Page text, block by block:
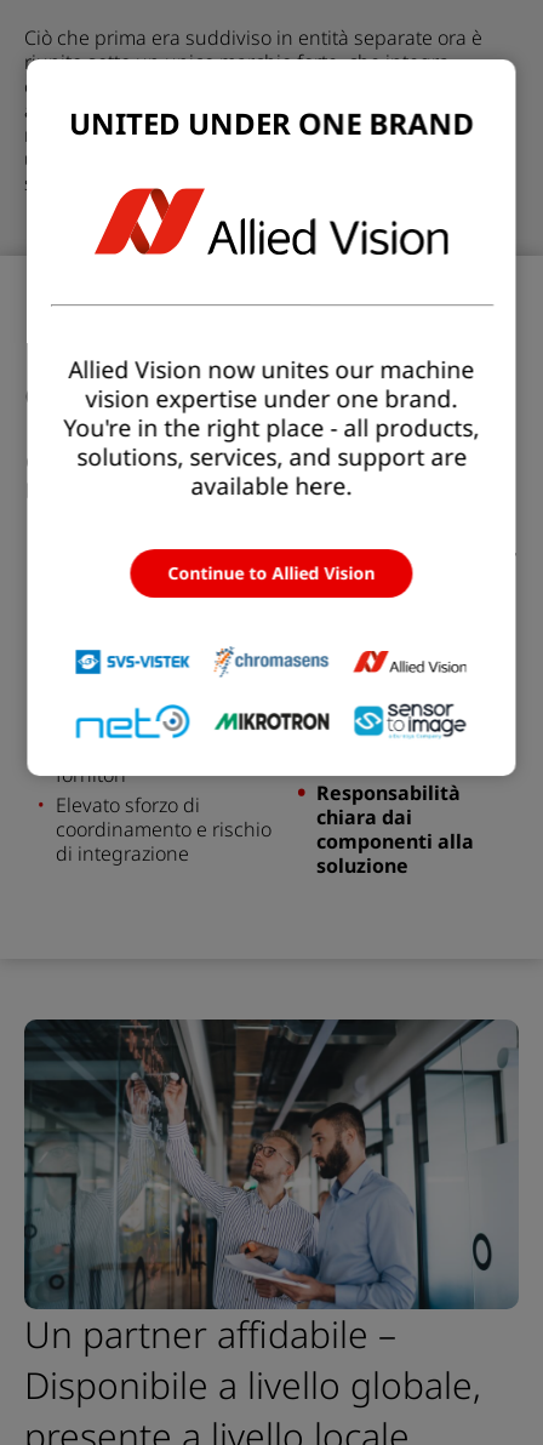
Ciò che prima era suddiviso in entità separate ora è
riunito sotto un unico marchio forte, che integra
competenze hardware, software e applicative in un
approccio unificato. Questo modello one-stop-shop
riduce la complessità, crea chiarezza e fornisce un
unico punto di responsabilità affidabile per l'intero
sistema di visione.
Dalla complessità alla
chiarezza
Configurazione tipica in
progetti di visione complessi Con Allied Vision
Fornitori multipli per
telecamere,software,
Strumenti e interfacce
separati in tutto il
Responsabilità
fornitori
Elevato sforzo di
coordinamento e rischio
di integrazione
Un unico partner per
l'intero sistema di
visione
integrate in materia
software e sistemi
Un'architettura di
Responsabilità
chiara dai
componenti alla
soluzione
Un partner affidabile –
Disponibile a livello globale,
UNITED UNDER ONE BRAND
Allied Vision now unites our machine
vision expertise under one brand.
You're in the right place - all products,
solutions, services, and support are
available here.
Continue to Allied Vision